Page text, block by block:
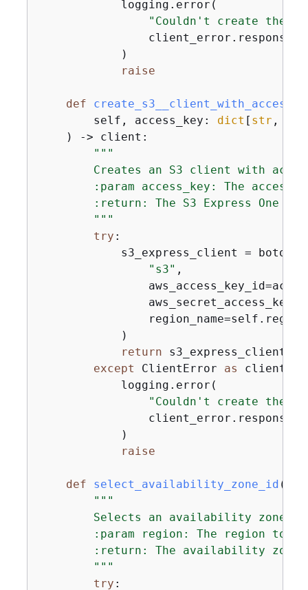
            logging.error(
"Couldn't create the
                client_error.response[
            )
raise
def
        self, access_key:
dict [ str ,
) -> client:
"""
Creates an S3 client with
:param access_key: The access
:return: The S3 Express One
        """
try :
s3_express_client =
"s3" ,
            )
return s3_express_client
except ClientError as
            logging.error(
"Couldn't create the
                client_error.response[
            )
raise
def select_availability_zone_id (
"""
        Selects an availability zone.
:param region: The region to
:return: The availability zone
        """
try :